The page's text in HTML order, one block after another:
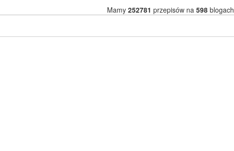
Mamy 252781 przepisów na 598